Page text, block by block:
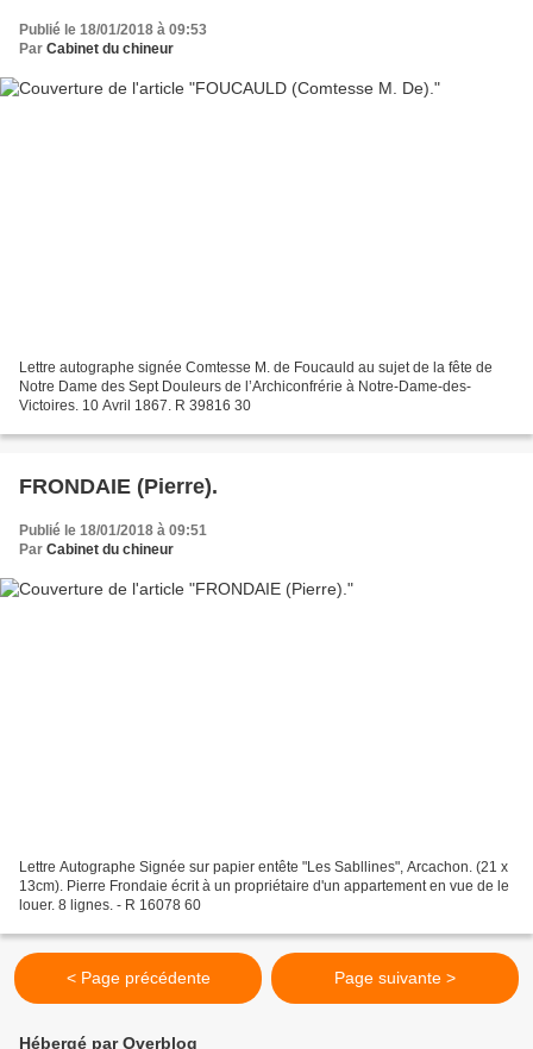
Publié le 18/01/2018 à 09:53
Par Cabinet du chineur
Lettre autographe signée Comtesse M. de Foucauld au sujet de la fête de
Notre Dame des Sept Douleurs de l’Archiconfrérie à Notre-Dame-des-
Victoires. 10 Avril 1867. R 39816 30
FRONDAIE (Pierre).
Publié le 18/01/2018 à 09:51
Par Cabinet du chineur
Lettre Autographe Signée sur papier entête "Les Sabllines", Arcachon. (21 x
13cm). Pierre Frondaie écrit à un propriétaire d'un appartement en vue de le
louer. 8 lignes. - R 16078 60
< Page précédente Page suivante >
Hébergé par Overblog